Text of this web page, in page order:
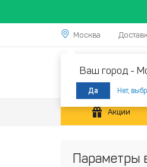
Москва
Ваш город -
Да Нет,
Акции
Параметры